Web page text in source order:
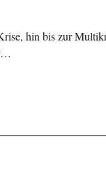
hin bis zur